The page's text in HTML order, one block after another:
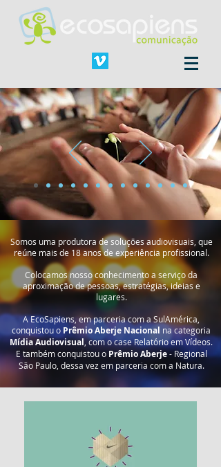
Somos uma produtora de soluções audiovisuais, que
reúne mais de 18 anos de experiência profissional.
Colocamos nosso conhecimento a serviço da
aproximação de pessoas, estratégias, ideias e
lugares.
A EcoSapiens, em parceria com a SulAmérica,
conquistou o Prêmio Aberje Nacional na categoria
Mídia Audiovisual, com o case Relatório em Vídeos.
E também conquistou o Prêmio Aberje- Regional
São Paulo, dessa vez em parceria com a Natura.